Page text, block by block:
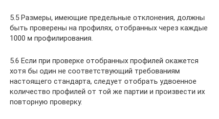
5.5 Размеры, имеющие предельные отклонения, должны
быть проверены на профилях, отобранных через каждые
1000 м профилирования.
5.6 Если при проверке отобранных профилей окажется
хотя бы один не соответствующий требованиям
настоящего стандарта, следует отобрать удвоенное
количество профилей от той же партии и произвести их
повторную проверку.